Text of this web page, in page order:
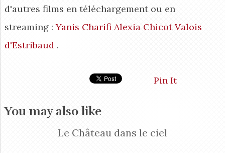
d'autres films en téléchargement ou en
streaming :Yanis Charifi Alexia Chicot Valois
d'Estribaud.
Pin It
You may also like
Le Château dans le ciel